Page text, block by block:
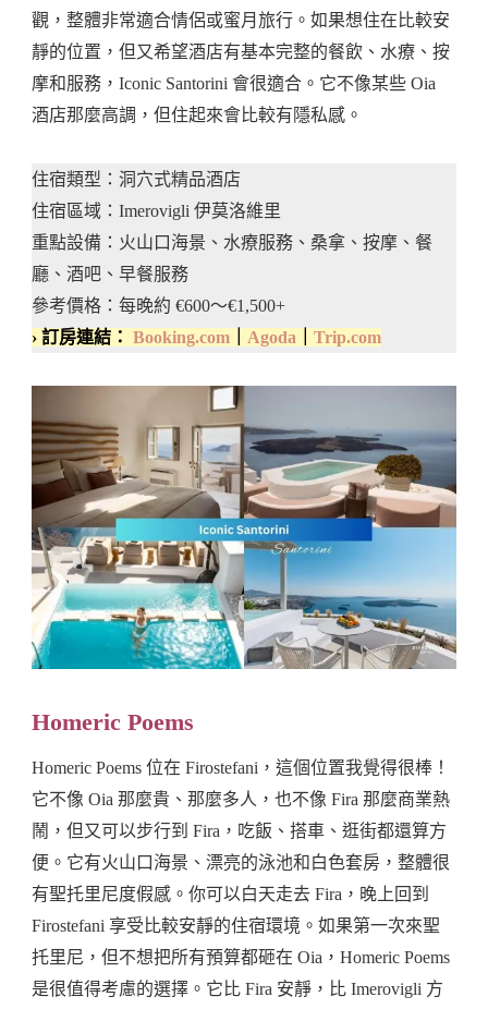
觀，整體非常適合情侶或蜜月旅行。如果想住在比較安
靜的位置，但又希望酒店有基本完整的餐飲、水療、按
摩和服務，Iconic Santorini 會很適合。它不像某些 Oia
酒店那麼高調，但住起來會比較有隱私感。
住宿類型：洞穴式精品酒店
住宿區域：Imerovigli 伊莫洛維里
重點設備：火山口海景、水療服務、桑拿、按摩、餐
廳、酒吧、早餐服務
參考價格：每晚約 €600～€1,500+
› 訂房連結： Booking.com Agoda Trip.com
Homeric Poems
Homeric Poems 位在 Firostefani，這個位置我覺得很棒！
它不像 Oia 那麼貴、那麼多人，也不像 Fira 那麼商業熱
鬧，但又可以步行到 Fira，吃飯、搭車、逛街都還算方
便。它有火山口海景、漂亮的泳池和白色套房，整體很
有聖托里尼度假感。你可以白天走去 Fira，晚上回到
Firostefani 享受比較安靜的住宿環境。如果第一次來聖
托里尼，但不想把所有預算都砸在 Oia，Homeric Poems
是很值得考慮的選擇。它比 Fira 安靜，比 Imerovigli 方